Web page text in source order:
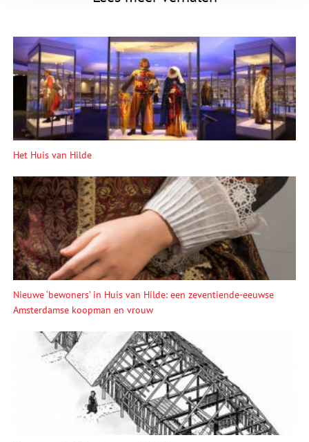
Het Huis van Hilde
Nieuwe ‘bewoners’ in Huis van Hilde: een zeventiende-eeuwse
Amsterdamse koopman en vrouw